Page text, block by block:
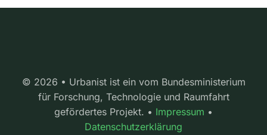
© 2026 • Urbanist ist ein vom Bundesministerium
für Forschung, Technologie und Raumfahrt
gefördertes Projekt. • Impressum •
Datenschutzerklärung